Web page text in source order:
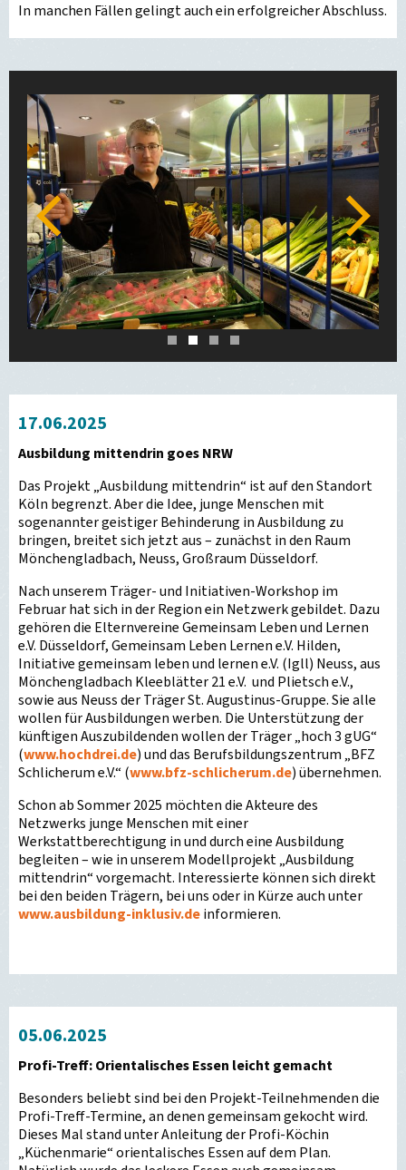
In manchen Fällen gelingt auch ein erfolgreicher Abschluss.
Zurück Weiter
1 2 3 4
17.06.2025
Ausbildung mittendrin goes NRW
Das Projekt „Ausbildung mittendrin“ ist auf den Standort
Köln begrenzt. Aber die Idee, junge Menschen mit
sogenannter geistiger Behinderung in Ausbildung zu
bringen, breitet sich jetzt aus – zunächst in den Raum
Mönchengladbach, Neuss, Großraum Düsseldorf.
Nach unserem Träger- und Initiativen-Workshop im
Februar hat sich in der Region ein Netzwerk gebildet. Dazu
gehören die Elternvereine Gemeinsam Leben und Lernen
e.V. Düsseldorf, Gemeinsam Leben Lernen e.V. Hilden,
Initiative gemeinsam leben und lernen e.V. (Igll) Neuss, aus
Mönchengladbach Kleeblätter 21 e.V. und Plietsch e.V.,
sowie aus Neuss der Träger St. Augustinus-Gruppe. Sie alle
wollen für Ausbildungen werben. Die Unterstützung der
künftigen Auszubildenden wollen der Träger „hoch 3 gUG“
(www.hochdrei.de) und das Berufsbildungszentrum „BFZ
Schlicherum e.V.“ (www.bfz-schlicherum.de) übernehmen.
Schon ab Sommer 2025 möchten die Akteure des
Netzwerks junge Menschen mit einer
Werkstattberechtigung in und durch eine Ausbildung
begleiten – wie in unserem Modellprojekt „Ausbildung
mittendrin“ vorgemacht. Interessierte können sich direkt
bei den beiden Trägern, bei uns oder in Kürze auch unter
www.ausbildung-inklusiv.deinformieren.
05.06.2025
Profi-Treff: Orientalisches Essen leicht gemacht
Besonders beliebt sind bei den Projekt-Teilnehmenden die
Profi-Treff-Termine, an denen gemeinsam gekocht wird.
Dieses Mal stand unter Anleitung der Profi-Köchin
„Küchenmarie“ orientalisches Essen auf dem Plan.